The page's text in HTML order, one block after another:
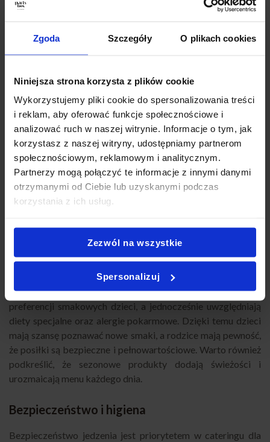
Zgoda Szczegóły O plikach cookies
Niniejsza strona korzysta z plików cookie
Wykorzystujemy pliki cookie do spersonalizowania treści
i reklam, aby oferować funkcje społecznościowe i
analizować ruch w naszej witrynie. Informacje o tym, jak
korzystasz z naszej witryny, udostępniamy partnerom
społecznościowym, reklamowym i analitycznym.
Partnerzy mogą połączyć te informacje z innymi danymi
otrzymanymi od Ciebie lub uzyskanymi podczas
korzystania z ich usług.
Zezwól na wszystkie
Spersonalizuj
a jednocześnie mają pewność, że dzieci otrzymują
profesjonalnego cateringu pozwala uniknąć stresu
Zdrowie i energia dla dzieci
Profesjonalny catering dla dzieci do szkoły oferuje posiłki
zbilansowane pod względem wartości odżywczych, dlatego
dzieci otrzymują odpowiednią ilość białka, węglowodanów,
witamin i minerałów. Dzięki temu mają energię do nauki i
zabawy przez cały dzień, a rodzice mogą być spokojni o ich
rozwój. Ponadto, dobrze skomponowane posiłki wpływają
pozytywnie na koncentrację, samopoczucie oraz odporność
Różnorodność i dopasowanie menu
Catering dla dzieci do szkoły umożliwia wprowadzenie
różnorodnych dań, które są dopasowane do wieku i
preferencji smakowych dzieci, a jednocześnie uwzględniają
diety specjalne oraz alergie pokarmowe. Dzięki temu dzieci
mają szansę poznawać nowe smaki, a rodzice mają pewność,
że posiłki są bezpieczne i pełnowartościowe. Warto również
podkreślić, że sezonowe produkty dodają świeżości i
urozmaicają menu każdego dnia.
Bezpieczeństwo i higiena
Bezpieczeństwo jedzenia jest priorytetem w cateringu dla